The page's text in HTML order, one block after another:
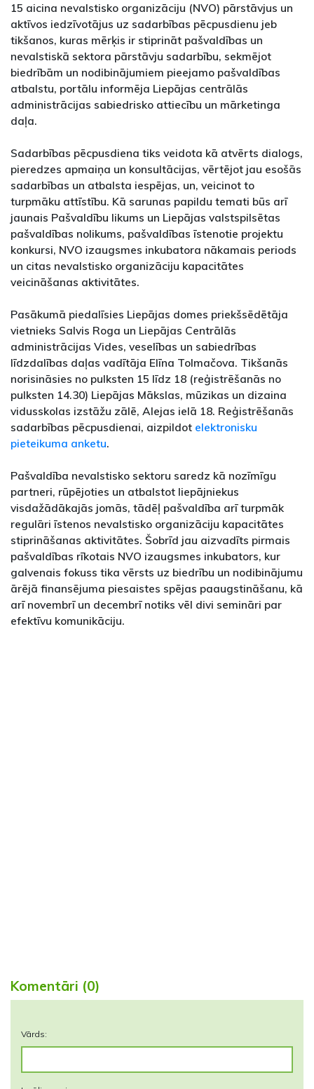
15 aicina nevalstisko organizāciju (NVO) pārstāvjus un
aktīvos iedzīvotājus uz sadarbības pēcpusdienu jeb
tikšanos, kuras mērķis ir stiprināt pašvaldības un
nevalstiskā sektora pārstāvju sadarbību, sekmējot
biedrībām un nodibinājumiem pieejamo pašvaldības
atbalstu, portālu informēja Liepājas centrālās
administrācijas sabiedrisko attiecību un mārketinga
daļa.
Sadarbības pēcpusdiena tiks veidota kā atvērts dialogs,
pieredzes apmaiņa un konsultācijas, vērtējot jau esošās
sadarbības un atbalsta iespējas, un, veicinot to
turpmāku attīstību. Kā sarunas papildu temati būs arī
jaunais Pašvaldību likums un Liepājas valstspilsētas
pašvaldības nolikums, pašvaldības īstenotie projektu
konkursi, NVO izaugsmes inkubatora nākamais periods
un citas nevalstisko organizāciju kapacitātes
veicināšanas aktivitātes.
Pasākumā piedalīsies Liepājas domes priekšsēdētāja
vietnieks Salvis Roga un Liepājas Centrālās
administrācijas Vides, veselības un sabiedrības
līdzdalības daļas vadītāja Elīna Tolmačova. Tikšanās
norisināsies no pulksten 15 līdz 18 (reģistrēšanās no
pulksten 14.30) Liepājas Mākslas, mūzikas un dizaina
vidusskolas izstāžu zālē, Alejas ielā 18. Reģistrēšanās
sadarbības pēcpusdienai, aizpildot elektronisku
pieteikuma anketu.
Pašvaldība nevalstisko sektoru saredz kā nozīmīgu
partneri, rūpējoties un atbalstot liepājniekus
visdažādākajās jomās, tādēļ pašvaldība arī turpmāk
regulāri īstenos nevalstisko organizāciju kapacitātes
stiprināšanas aktivitātes. Šobrīd jau aizvadīts pirmais
pašvaldības rīkotais NVO izaugsmes inkubators, kur
galvenais fokuss tika vērsts uz biedrību un nodibinājumu
ārējā finansējuma piesaistes spējas paaugstināšanu, kā
arī novembrī un decembrī notiks vēl divi semināri par
efektīvu komunikāciju.
Komentāri (0)
Vārds: